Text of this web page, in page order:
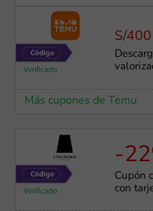
S/400
Más cupones de Temu
-
Cupón
con